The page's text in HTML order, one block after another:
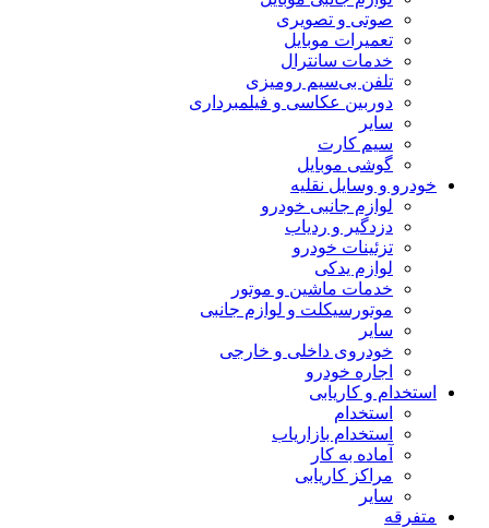
صوتی و تصویری
تعمیرات موبایل
خدمات سانترال
تلفن بی‌سیم رومیزی
دوربین عکاسی و فیلمبرداری
سایر
سیم کارت
گوشی موبایل
خودرو و وسایل نقلیه
لوازم جانبی خودرو
دزدگیر و ردیاب
تزئینات خودرو
لوازم یدکی
خدمات ماشین و موتور
موتورسیکلت و لوازم جانبی
سایر
خودروی داخلی و خارجی
اجاره خودرو
استخدام و کاریابی
استخدام
استخدام بازاریاب
آماده به کار
مراکز کاریابی
سایر
متفرقه